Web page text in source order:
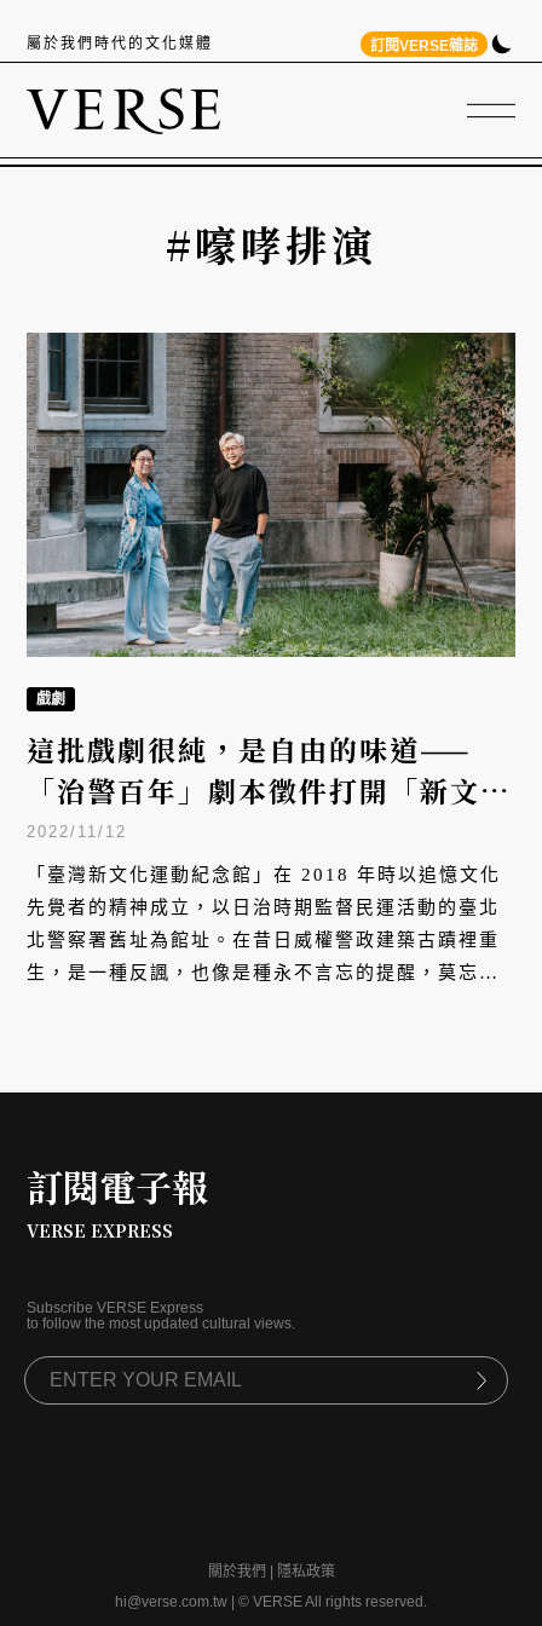
屬於我們時代的文化媒體 訂閱VERSE雜誌
#嚎哮排演
戲劇
這批戲劇很純，是自由的味道——
「治警百年」劇本徵件打開「新文化
運動」的多元宇宙
2022/11/12
「臺灣新文化運動紀念館」在 2018 年時以追憶文化
先覺者的精神成立，以日治時期監督民運活動的臺北
北警察署舊址為館址。在昔日威權警政建築古蹟裡重
生，是一種反諷，也像是種永不言忘的提醒，莫忘過
訂閱電子報
VERSE EXPRESS
Subscribe VERSE Express
to follow the most updated cultural views.
關於我們
隱私政策
hi@verse.com.tw
© VERSE All rights reserved.